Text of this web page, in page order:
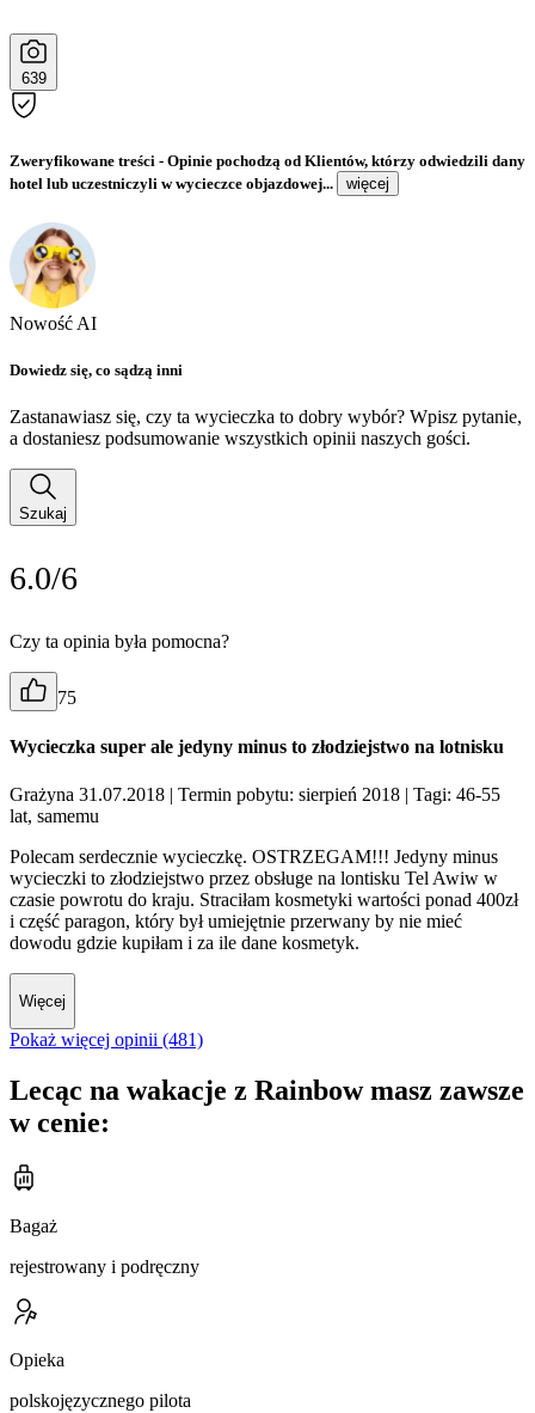
639
Zweryfikowane treści - Opinie pochodzą od Klientów, którzy odwiedzili dany
hotel lub uczestniczyli w wycieczce objazdowej...
więcej
Nowość AI
Dowiedz się, co sądzą inni
Zastanawiasz się, czy ta wycieczka to dobry wybór? Wpisz pytanie,
a dostaniesz podsumowanie wszystkich opinii naszych gości.
Szukaj
6.0/6
Czy ta opinia była pomocna?
75
Wycieczka super ale jedyny minus to złodziejstwo na lotnisku
Grażyna 31.07.2018 | Termin pobytu: sierpień 2018 | Tagi: 46-55
lat, samemu
Polecam serdecznie wycieczkę. OSTRZEGAM!!! Jedyny minus
wycieczki to złodziejstwo przez obsługe na lontisku Tel Awiw w
czasie powrotu do kraju. Straciłam kosmetyki wartości ponad 400zł
i część paragon, który był umiejętnie przerwany by nie mieć
dowodu gdzie kupiłam i za ile dane kosmetyk.
Więcej
Pokaż więcej opinii (481)
Lecąc na wakacje z Rainbow masz zawsze
w cenie:
Bagaż
rejestrowany i podręczny
Opieka
polskojęzycznego pilota